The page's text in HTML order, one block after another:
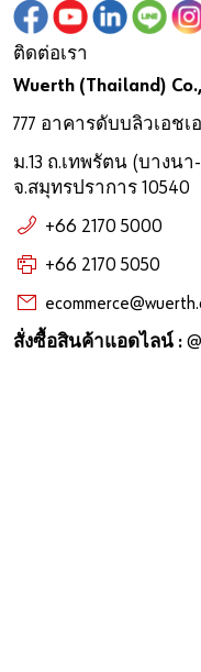
ติดต่อเรา
Wuerth (Thailand)
777 อาคารดับบลิวเอชเ
ม.13 ถ.เทพรัตน (บางน
จ.สมุทรปราการ 10540
+66 2170 5000
+66 2170 5050
สั่งซื้อสินค้าแอดไลน์ :